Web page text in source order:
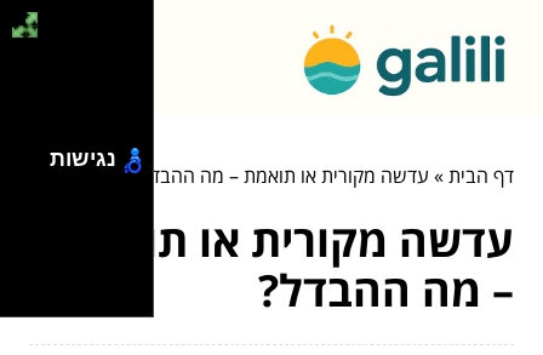
דף הבית» עדשה מקורית או תואמת – מה ההבדל?
עדשה מקורית או תואמת
– מה ההבדל?
נגישות